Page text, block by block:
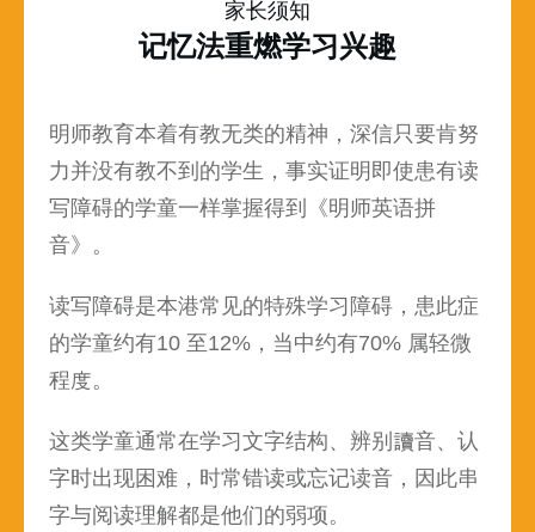
家长须知
记忆法重燃学习兴趣
明师教育本着有教无类的精神，深信只要肯努
力并没有教不到的学生，事实证明即使患有读
写障碍的学童一样掌握得到《明师英语拼
音》。
读写障碍是本港常见的特殊学习障碍，患此症
的学童约有10 至12%，当中约有70% 属轻微
程度。
这类学童通常在学习文字结构、辨别讀音、认
字时出现困难，时常错读或忘记读音，因此串
字与阅读理解都是他们的弱项。